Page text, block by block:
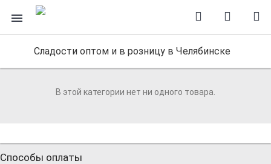
Сладости оптом и в розницу в Челябинске
В этой категории нет ни одного товара.
Способы оплаты